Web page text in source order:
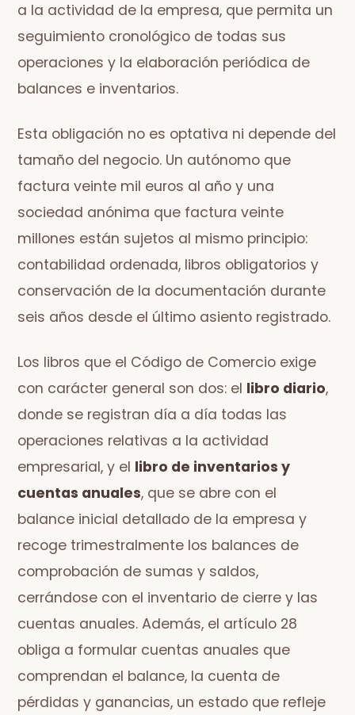
a la actividad de la empresa, que permita un
seguimiento cronológico de todas sus
operaciones y la elaboración periódica de
balances e inventarios.
Esta obligación no es optativa ni depende del
tamaño del negocio. Un autónomo que
factura veinte mil euros al año y una
sociedad anónima que factura veinte
millones están sujetos al mismo principio:
contabilidad ordenada, libros obligatorios y
conservación de la documentación durante
seis años desde el último asiento registrado.
Los libros que el Código de Comercio exige
con carácter general son dos: el libro diario,
donde se registran día a día todas las
operaciones relativas a la actividad
empresarial, y el libro de inventarios y
cuentas anuales, que se abre con el
balance inicial detallado de la empresa y
recoge trimestralmente los balances de
comprobación de sumas y saldos,
cerrándose con el inventario de cierre y las
cuentas anuales. Además, el artículo 28
obliga a formular cuentas anuales que
comprendan el balance, la cuenta de
pérdidas y ganancias, un estado que refleje